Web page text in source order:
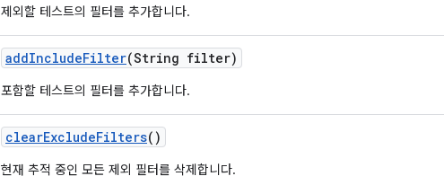
제외할 테스트의 필터를 추가합니다.
addIncludeFilter(String filter)
포함할 테스트의 필터를 추가합니다.
clearExcludeFilters()
현재 추적 중인 모든 제외 필터를 삭제합니다.